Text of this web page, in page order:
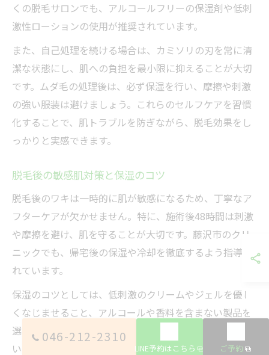
くの脱毛サロンでも、アルコールフリーの保湿剤や低刺
激性ローションの使用が推奨されています。
また、自己処理を続ける場合は、カミソリの刃を常に清
潔な状態にし、肌への負担を最小限に抑えることが大切
です。ムダ毛の処理後は、必ず保湿を行い、摩擦や刺激
の強い服装は避けましょう。これらのセルフケアを習慣
化することで、肌トラブルを防ぎながら、脱毛効果をし
っかりと実感できます。
脱毛後の敏感肌対策と保湿のコツ
脱毛後のワキは一時的に肌が敏感になるため、丁寧なア
フターケアが欠かせません。特に、施術後48時間は刺激
や摩擦を避け、肌を守ることが大切です。藤沢市のクリ
ニックでも、帰宅後の保湿や冷却を徹底するよう指導さ
れています。
保湿のコツとしては、低刺激のクリームやジェルを優し
くなじませること、アルコールや香料を含まない製品を
選ぶことがポイントです。また、肌の赤みやかゆみが強
い場合は、冷やしたタオルを当てて落ち着かせるのも有
046-212-2310
LINE予約はこちら ご予約